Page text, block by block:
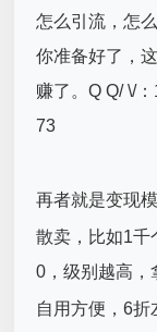
怎么引流，怎
你准备好了，
赚了。Q Q/ \/
73
再者就是变现模
散卖，比如1千
0，级别越高，
自用方便，6折